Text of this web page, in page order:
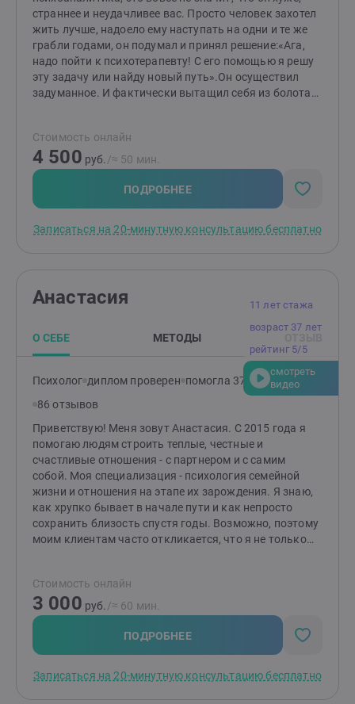
страннее и неудачливее вас. Просто человек захотел
жить лучше, надоело ему наступать на одни и те же
грабли годами, он подумал и принял решение:«Ага,
надо пойти к психотерапевту! С его помощью я решу
эту задачу или найду новый путь».Он осуществил
задуманное. И фактически вытащил себя из болота
минутную встречу, чтобы обсудить ваш запрос и мои
варианты решения.Обо мне:клинический
психологEFIT терапевтEMDR и IMTT терапевт, член
ассоциации EMDR Russiaсемейный и парный
системный психотерапевт (EFT), член СЭФТдетский
психологмеждународный сертифицированный коуч
индивидуален и требует разного. Кому-то не хватает
просто быть услышанным, поэтому универсальных
решений и советов в психологии, на мой взгляд, быть
не может. У нас у всех свой темп, свой опыт и свои
характеристики, и в работе я с уважением к ним
Стоимость онлайн
4 500 руб. /≈ 50 мин.
ПОДРОБНЕЕ
Записаться на 20-минутную консультацию бесплатно
11 лет стажа
возраст 37 лет
рейтинг 5/5
смотреть
видео
Анастасия
О СЕБЕ МЕТОДЫ
Психолог диплом проверен помогла 371 клиенту
86 отзывов
Приветствую! Меня зовут Анастасия. С 2015 года я
помогаю людям строить теплые, честные и
счастливые отношения - с партнером и с самим
собой. Моя специализация - психология семейной
жизни и отношения на этапе их зарождения. Я знаю,
как хрупко бывает в начале пути и как непросто
сохранить близость спустя годы. Возможно, поэтому
моим клиентам часто откликается, что я не только
прочитаешь в учебниках. В своей работе опираюсь на
бережный подход, практические инструменты и
глубокое уважение к уникальному пути каждого. Моя
задача помочь вам услышать себя, договориться с
партнёром и вернуть радость от общения, даже если
пространство, где вы сможете: · Услышать себя и
Стоимость онлайн
3 000 руб. /≈ 60 мин.
ПОДРОБНЕЕ
Записаться на 20-минутную консультацию бесплатно